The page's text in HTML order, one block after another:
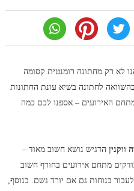
לא רק מחתונה רומנטית קסומה
לחתונה בשיא עונת החתונות
האירועים – אספנו לכם כמה
ווקנין הדגיש נושא חשוב מאוד –
מתחם אירועים בחורף חשוב
בנוחות גם אם יורד גשם. בנוסף,